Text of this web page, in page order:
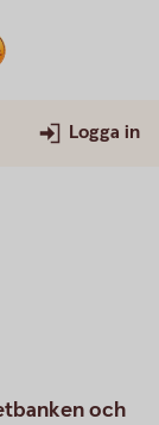
Logga in
och